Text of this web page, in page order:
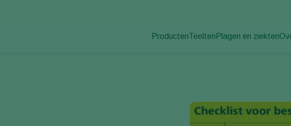
Producten
Uitzettechnieken
Monitoring & Scouting
Teelten
Akkerbouwgewassen
Plagen en ziekten